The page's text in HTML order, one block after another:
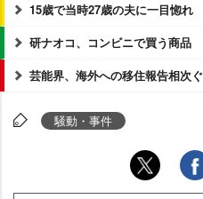
15歳で当時27歳の夫に一目惚れ
研ナオコ、コンビニで買う商品
芸能界、海外への移住報告相次ぐ
騒動・事件